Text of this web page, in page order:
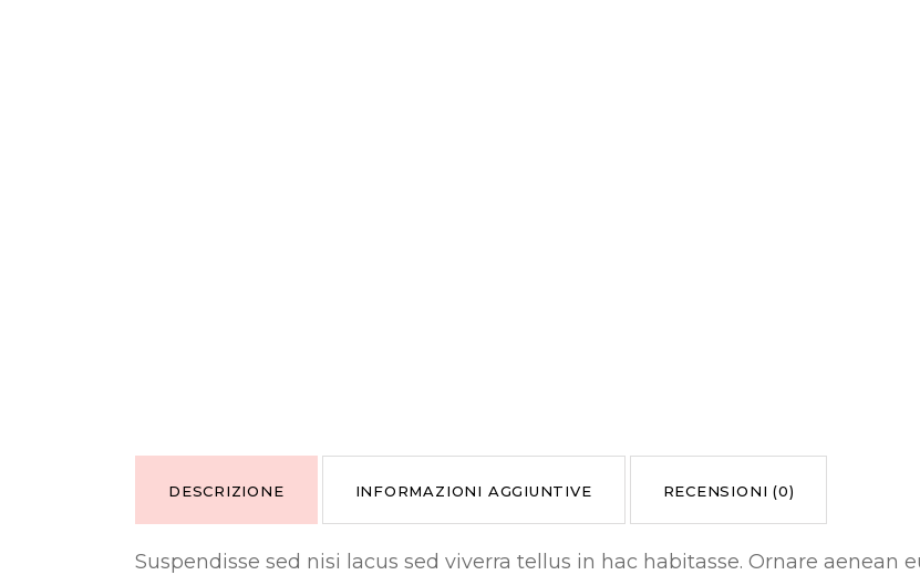
DESCRIZIONE INFORMAZIONI AGGIUNTIVE RECENSIONI (0)
Suspendisse sed nisi lacus sed viverra tellus in hac habitasse. Ornare aenean